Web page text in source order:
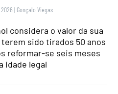
| Gonçalo Viegas
considera o valor da sua
sido tirados 50 anos
reformar-se seis meses
idade legal